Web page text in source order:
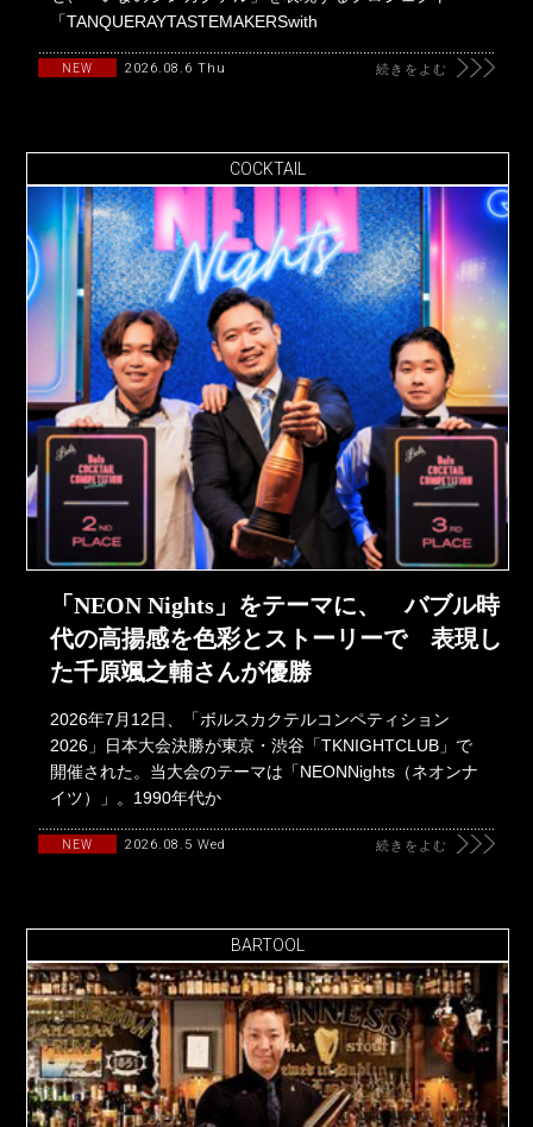
「TANQUERAYTASTEMAKERSwith
NEW 2026.08.6 Thu 続きをよむ
COCKTAIL
「NEON Nights」をテーマに、 バブル時
代の高揚感を色彩とストーリーで 表現し
た千原颯之輔さんが優勝
2026年7月12日、「ボルスカクテルコンペティション
2026」日本大会決勝が東京・渋谷「TKNIGHTCLUB」で
開催された。当大会のテーマは「NEONNights（ネオンナ
イツ）」。1990年代か
NEW 2026.08.5 Wed 続きをよむ
BARTOOL